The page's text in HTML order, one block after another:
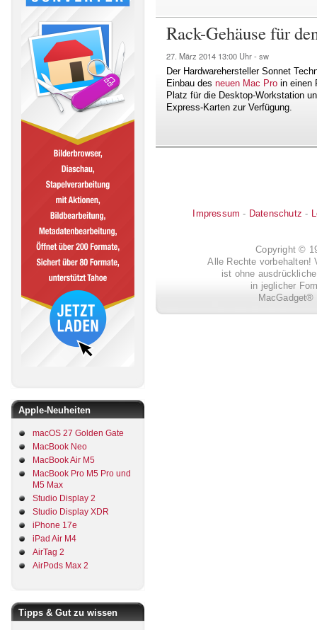
Apple-Neuheiten
macOS 27 Golden Gate
MacBook Neo
MacBook Air M5
MacBook Pro M5 Pro und
M5 Max
Studio Display 2
Studio Display XDR
iPhone 17e
iPad Air M4
AirTag 2
AirPods Max 2
Tipps & Gut zu wissen
Rack-Gehäuse für
27. März 2014 13:00 Uhr - sw
Der Hardwarehersteller Sonnet
Einbau des neuen Mac Pro in einen
Platz für die Desktop-Workstation
Express-Karten zur Verfügung.
Impressum - Datenschutz -
Copyright ©
Alle Rechte vorbehalten!
ist ohne
in jeglicher
MacGadget®